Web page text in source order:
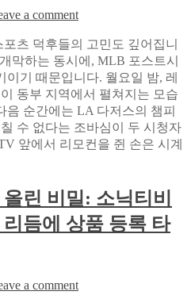
모
든
것
드
박
스
연
예
인
움
짤
증
한
비
구
a commenton
시
즌
겹
치
는
10
월,
티
비
하
얼
츠 덕후들의 고민도 깊어집니
막하는 동시에, MLB 포스트시
기 때문입니다. 월요일 밤, 레
동부 지역에서 펼쳐지는 모습
음 순간에는 LA 다저스의 챔피
수 없다는 조바심이 두 시청자
앞에서 리모컨을 쥔 손은 시계
린 비밀: 소닉티비
듬에 상품 등록 타
a commenton